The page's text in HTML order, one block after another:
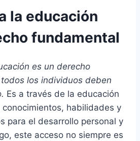
la educación
fundamental
es un derecho
los individuos deben
Es a través de la educación
habilidades y
para el desarrollo personal y
este acceso no siempre es